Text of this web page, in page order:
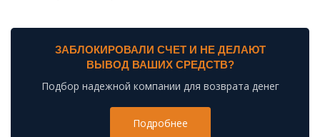
ЗАБЛОКИРОВАЛИ СЧЕТ И НЕ ДЕЛАЮТ
ВЫВОД ВАШИХ СРЕДСТВ?
Подбор надежной компании для возврата денег
Подробнее